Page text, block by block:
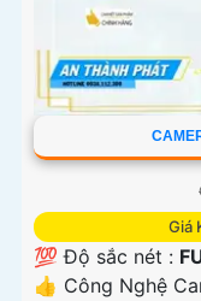
Giá
💯 Độ sắc nét :
👍 Công Nghệ